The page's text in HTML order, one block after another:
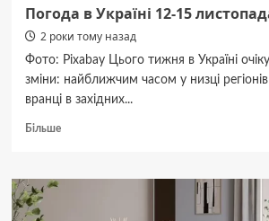
Погода в Україні 12-15
2 роки тому назад
Фото: Pixabay Цього тижня в Україні
зміни: найближчим часом у низці регіонів
вранці в західних...
БільшеДокладніше
в